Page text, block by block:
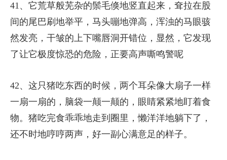
41、它荒草般芜杂的鬃毛倏地竖直起来，耷拉在股
间的尾巴刷地举平，马头嘣地弹高，浑浊的马眼骇
然发亮，干皱的上下嘴唇洞开错位，显然，它发现
了让它极度惊恐的危险，正要高声嘶鸣警呢
42、这只猪吃东西的时候，两个耳朵像大扇子一样
一扇一扇的，脑袋一颠一颠的，眼睛紧紧地盯着食
物。猪吃完食乖乖地走到圈里，懒洋洋地躺下了，
还不时地哼哼两声，好一副心满意足的样子。